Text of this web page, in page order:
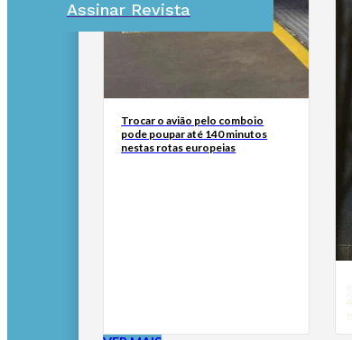
Assinar Revista
Trocar o avião pelo comboio
pode poupar até 140 minutos
nestas rotas europeias